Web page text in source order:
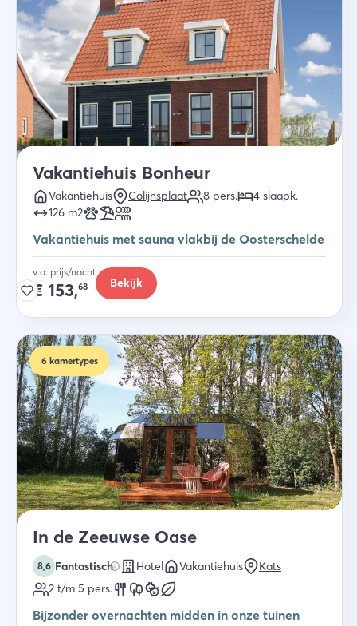
Vakantiehuis Bonheur
Vakantiehuis Colijnsplaat 8 pers. 4 slaapk.
126 m2
Vakantiehuis met sauna vlakbij de Oosterschelde
v.a. prijs/nacht
€ 153,68 Bekijk
6 kamertypes
In de Zeeuwse Oase
8,6 Fantastisch Hotel Vakantiehuis
Kats
2 t/m 5 pers.
Bijzonder overnachten midden in onze tuinen